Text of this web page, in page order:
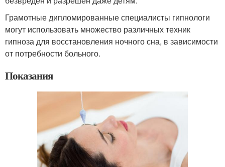
Грамотные дипломированные специалисты гипнологи
могут использовать множество различных техник
гипноза для восстановления ночного сна, в зависимости
от потребности больного.
Показания